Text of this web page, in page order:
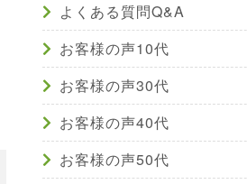
よくある質問Q&A
お客様の声10代
お客様の声30代
お客様の声40代
お客様の声50代